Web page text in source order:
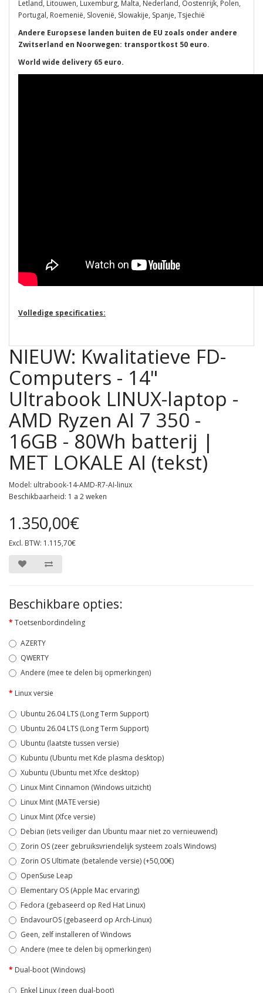
Letland, Litouwen, Luxemburg, Malta, Nederland, Oostenrijk, Polen,
Portugal, Roemenië, Slovenië, Slowakije, Spanje, Tsjechië
Andere Europsese landen buiten de EU zoals onder andere
Zwitserland en Noorwegen: transportkost 50 euro.
World wide delivery 65 euro.
Volledige specificaties:
NIEUW: Kwalitatieve FD-
Computers - 14"
Ultrabook LINUX-laptop -
AMD Ryzen AI 7 350 -
16GB - 80Wh batterij |
MET LOKALE AI (tekst)
Model: ultrabook-14-AMD-R7-AI-linux
Beschikbaarheid: 1 a 2 weken
1.350,00€
Excl. BTW: 1.115,70€
Beschikbare opties:
Toetsenbordindeling
AZERTY
QWERTY
Andere (mee te delen bij opmerkingen)
Linux versie
Ubuntu 26.04 LTS (Long Term Support)
Ubuntu 26.04 LTS (Long Term Support)
Ubuntu (laatste tussen versie)
Kubuntu (Ubuntu met Kde plasma desktop)
Xubuntu (Ubuntu met Xfce desktop)
Linux Mint Cinnamon (Windows uitzicht)
Linux Mint (MATE versie)
Linux Mint (Xfce versie)
Debian (iets veiliger dan Ubuntu maar niet zo vernieuwend)
Zorin OS (zeer gebruiksvriendelijk systeem zoals Windows)
Zorin OS Ultimate (betalende versie) (+50,00€)
OpenSuse Leap
Elementary OS (Apple Mac ervaring)
Fedora (gebaseerd op Red Hat Linux)
EndavourOS (gebaseerd op Arch-Linux)
Geen, zelf installeren of Windows
Andere (mee te delen bij opmerkingen)
Dual-boot (Windows)
Enkel Linux (geen dual-boot)